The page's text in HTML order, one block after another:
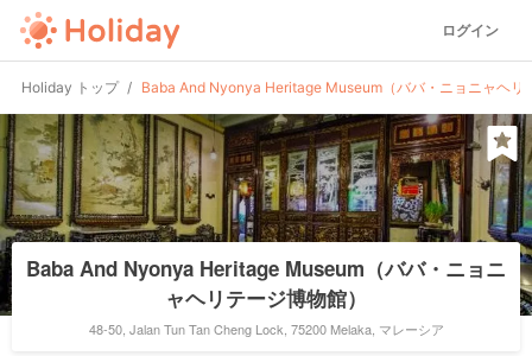
ログイン
Holiday トップ Baba And Nyonya Heritage Museum（ババ・ニョニャヘリ
Baba And Nyonya Heritage Museum（ババ・ニョニ
ャヘリテージ博物館）
48-50, Jalan Tun Tan Cheng Lock, 75200 Melaka, マレーシア